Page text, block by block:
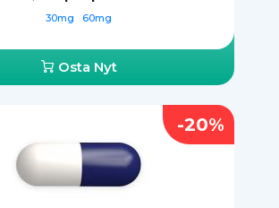
30mg 60mg
Osta Nyt
-20%